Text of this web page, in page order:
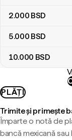
2.000 BSD
5.000 BSD
10.000 BSD
PLĂȚI
Trimite și primește
Împarte o notă de
bancă mexicană sau